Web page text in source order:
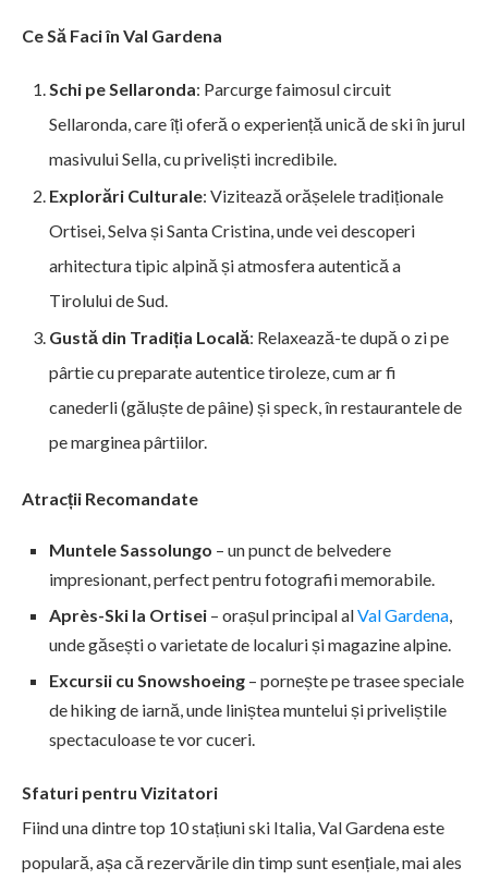
Ce Să Faci în Val Gardena
Schi pe Sellaronda: Parcurge faimosul circuit
Sellaronda, care îți oferă o experiență unică de ski în jurul
masivului Sella, cu priveliști incredibile.
Explorări Culturale: Vizitează orășelele tradiționale
Ortisei, Selva și Santa Cristina, unde vei descoperi
arhitectura tipic alpină și atmosfera autentică a
Tirolului de Sud.
Gustă din Tradiția Locală: Relaxează-te după o zi pe
pârtie cu preparate autentice tiroleze, cum ar fi
canederli (găluște de pâine) și speck, în restaurantele de
pe marginea pârtiilor.
Atracții Recomandate
Muntele Sassolungo – un punct de belvedere
impresionant, perfect pentru fotografii memorabile.
Après-Ski la Ortisei – orașul principal alVal Gardena,
unde găsești o varietate de localuri și magazine alpine.
Excursii cu Snowshoeing – pornește pe trasee speciale
de hiking de iarnă, unde liniștea muntelui și priveliștile
spectaculoase te vor cuceri.
Sfaturi pentru Vizitatori
Fiind una dintre top 10 stațiuni ski Italia, Val Gardena este
populară, așa că rezervările din timp sunt esențiale, mai ales